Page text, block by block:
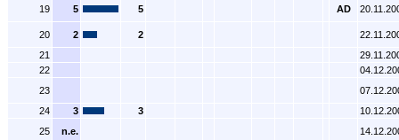
19 5 5 AD
20 2 2
21
22
23
24
3 3
25
n.e.